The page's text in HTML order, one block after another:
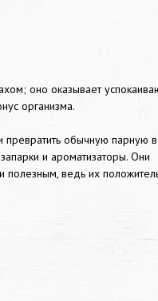
оно оказывает
организма.
обычную парную в
и ароматизаторы. Они
ведь их